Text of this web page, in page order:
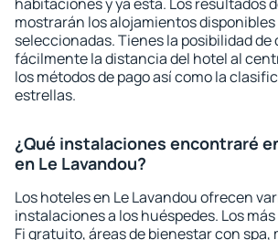
mostrarán los alojamientos
seleccionadas. Tienes la posibilidad de
fácilmente la distancia del hotel al
los métodos de pago así como la
estrellas.
¿Qué instalaciones encontraré
en Le Lavandou?
Los hoteles en Le Lavandou ofrecen
instalaciones a los huéspedes. Los
Fi gratuito, áreas de bienestar con spa,